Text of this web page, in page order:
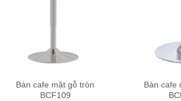
Bàn cafe mặt gỗ tròn
BCF109
Bàn cafe